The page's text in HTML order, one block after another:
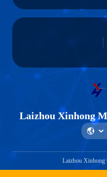
Laizhou Xinhong
Laizhou Xinhong